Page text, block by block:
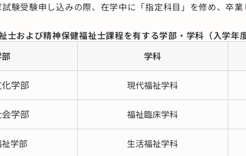
験受験申し込みの際、在学中に「指定科目」を修め、卒
士および精神保健福祉士課程を有する学部・学科（入学年度
学科
学部 現代福祉学科
学部 福祉臨床学科
学部 生活福祉学科